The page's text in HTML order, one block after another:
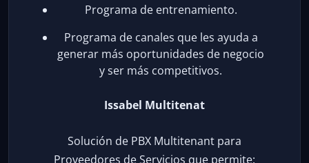
Programa de entrenamiento.
Programa de canales que les ayuda a
generar más oportunidades de negocio
y ser más competitivos.
Issabel Multitenat
Solución de PBX Multitenant para
Proveedores de Servicios que permite: